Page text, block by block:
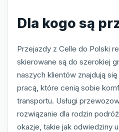
Dla kogo są
Przejazdy z Celle do Polski
skierowane są do szerokiej
naszych klientów znajdują
pracą, które cenią sobie
transportu. Usługi
rozwiązanie dla rodzin
okazje, takie jak odwiedziny